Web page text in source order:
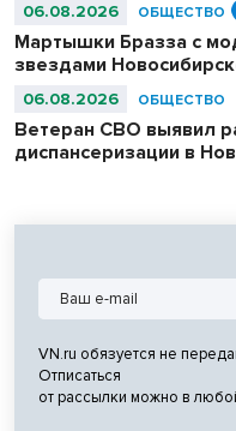
06.08.2026 ОБЩЕСТВО
Мартышки Бразза с
звездами
06.08.2026 ОБЩЕСТВО
Ветеран СВО выявил
диспансеризации в
VN.ru обязуется не
Отписаться
от рассылки можно в